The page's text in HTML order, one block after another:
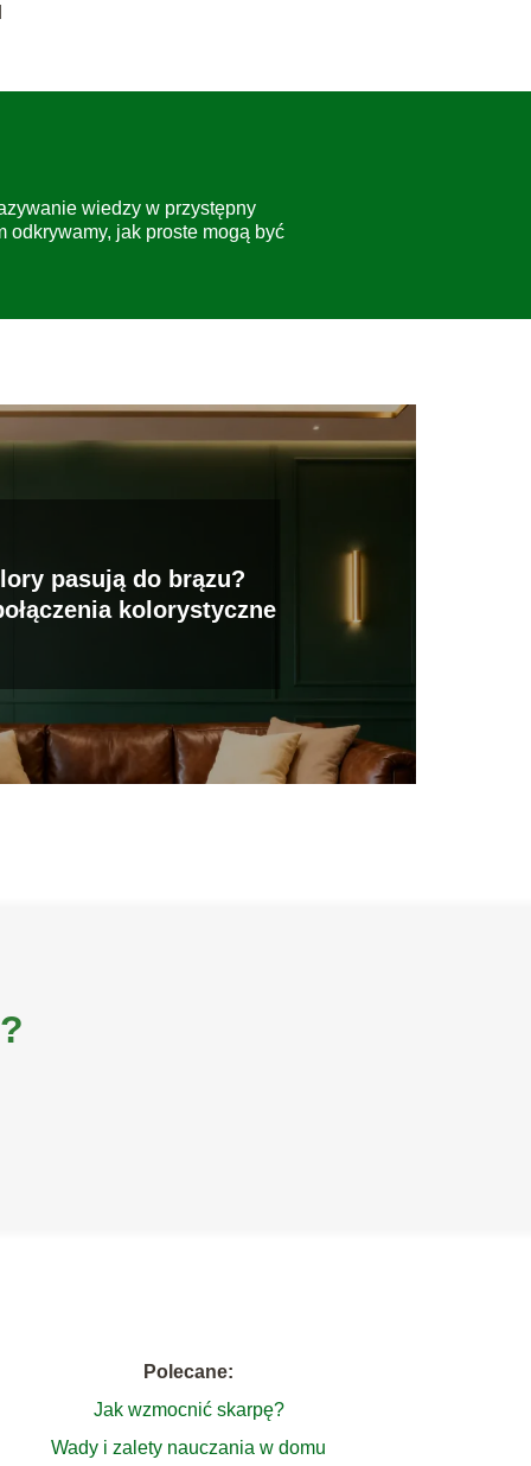
wiedzy w przystępny
odkrywamy, jak proste mogą być
pasują do brązu?
kolorystyczne
Polecane:
Jak wzmocnić skarpę?
Wady i zalety nauczania w domu